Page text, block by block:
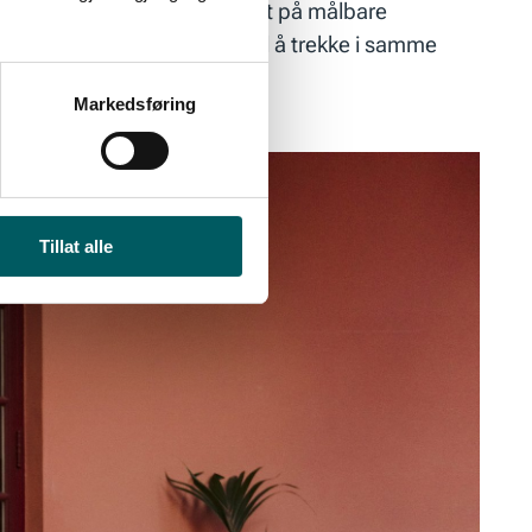
Markedsføring
Tillat alle
den ikke bare være basert på målbare
som får medarbeiderne til å trekke i samme
jobbe, sier Ringdal.